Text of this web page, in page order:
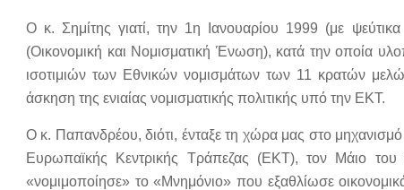
Ο κ. Σημίτης γιατί, την 1η Ιανουαρίου 1999 (με
(Οικονομική και Νομισματική Ένωση), κατά την οποία
ισοτιμιών των Εθνικών νομισμάτων των 11 κρατών
άσκηση της ενιαίας νομισματικής πολιτικής υπό την ΕΚΤ.
Ο κ. Παπανδρέου, διότι, ένταξε τη χώρα μας στο
Ευρωπαϊκής Κεντρικής Τράπεζας (ΕΚΤ), τον Μάιο
«νομιμοποίησε» το «Μνημόνιο» που εξαθλίωσε